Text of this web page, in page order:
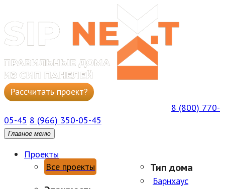
Рассчитать проект?
8 (800) 770-
05-45 8 (966) 350-05-45
Главное меню
Проекты
Все проекты
Тип дома
Барнхаус